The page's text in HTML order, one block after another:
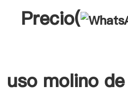
Precio(
uso molino